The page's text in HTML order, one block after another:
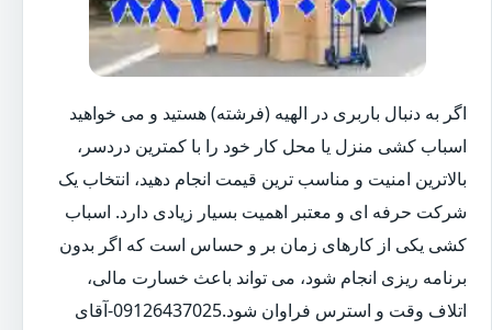
اگر به دنبال باربری در الهیه (فرشته) هستید و می خواهید
اسباب کشی منزل یا محل کار خود را با کمترین دردسر،
بالاترین امنیت و مناسب ترین قیمت انجام دهید، انتخاب یک
شرکت حرفه ای و معتبر اهمیت بسیار زیادی دارد. اسباب
کشی یکی از کارهای زمان بر و حساس است که اگر بدون
برنامه ریزی انجام شود، می تواند باعث خسارت مالی،
اتلاف وقت و استرس فراوان شود.09126437025-آقای